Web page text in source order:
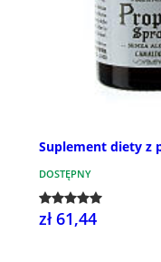
Suplement diety z
DOSTĘPNY
zł 61,44